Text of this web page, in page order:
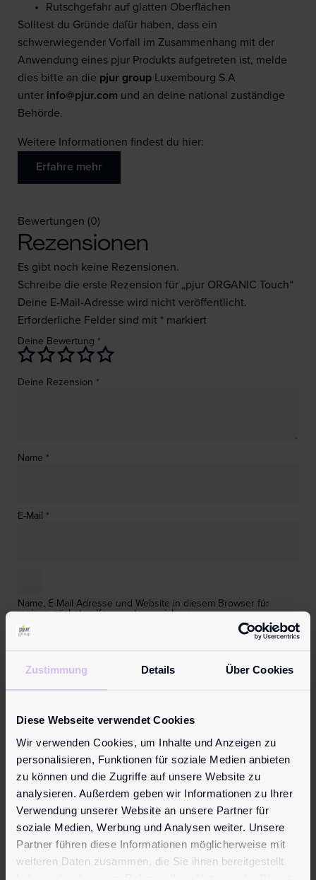
Zustimmung Details Über Cookies
Diese Webseite verwendet Cookies
Wir verwenden Cookies, um Inhalte und Anzeigen zu
personalisieren, Funktionen für soziale Medien anbieten
zu können und die Zugriffe auf unsere Website zu
analysieren. Außerdem geben wir Informationen zu Ihrer
Verwendung unserer Website an unsere Partner für
soziale Medien, Werbung und Analysen weiter. Unsere
Partner führen diese Informationen möglicherweise mit
weiteren Daten zusammen, die Sie ihnen bereitgestellt
Rutschgefahr auf glatten Oberflächen
Solltest du Gründe dafür haben, dass ein
schwerwiegender Vorfall im Zusammenhang mit der
Anwendung eines pjur Produkts aufgetreten ist, melde
dies bitte an die pjur group Luxembourg S.A
unter info@pjur.com und an deine national zuständige
Behörde.
Weitere Informationen findest du hier:
Erfahre mehr
Bewertungen (0)
Rezensionen
Es gibt noch keine Rezensionen.
Schreibe die erste Rezension für „pjur ORGANIC Touch“
Deine E-Mail-Adresse wird nicht veröffentlicht.
Erforderliche Felder sind mit * markiert
Deine Bewertung *
Deine Rezension *
Name *
E-Mail *
Name, E-Mail-Adresse und Website in diesem Browser für
meinen nächsten Kommentar speichern.
Neues Produkt
pjur
ORGANIC
Fresh
15,95€
Neues Produkt
pjur
ORGANIC
Care
19,95€